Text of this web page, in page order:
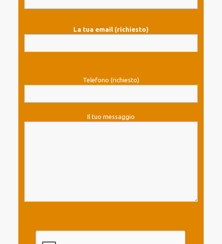
La tua email (richiesto)
Telefono (richiesto)
Il tuo messaggio